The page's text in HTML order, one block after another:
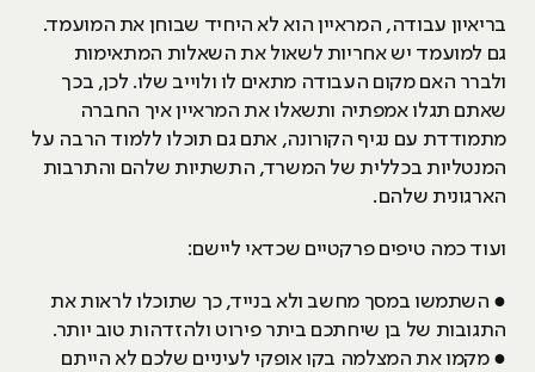
בריאיון עבודה, המראיין הוא לא היחיד שבוחן את המועמד.
גם למועמד יש אחריות לשאול את השאלות המתאימות
ולברר האם מקום העבודה מתאים לו ולוייב שלו. לכן, בכך
שאתם תגלו אמפתיה ותשאלו את המראיין איך החברה
מתמודדת עם נגיף הקורונה, אתם גם תוכלו ללמוד הרבה על
המנטליות בכללית של המשרד, התשתיות שלהם והתרבות
הארגונית שלהם.
ועוד כמה טיפים פרקטיים שכדאי ליישם:
● השתמשו במסך מחשב ולא בנייד, כך שתוכלו לראות את
התגובות של בן שיחתכם ביתר פירוט ולהזדהות טוב יותר.
● מקמו את המצלמה בקו אופקי לעיניים שלכם לא הייתם